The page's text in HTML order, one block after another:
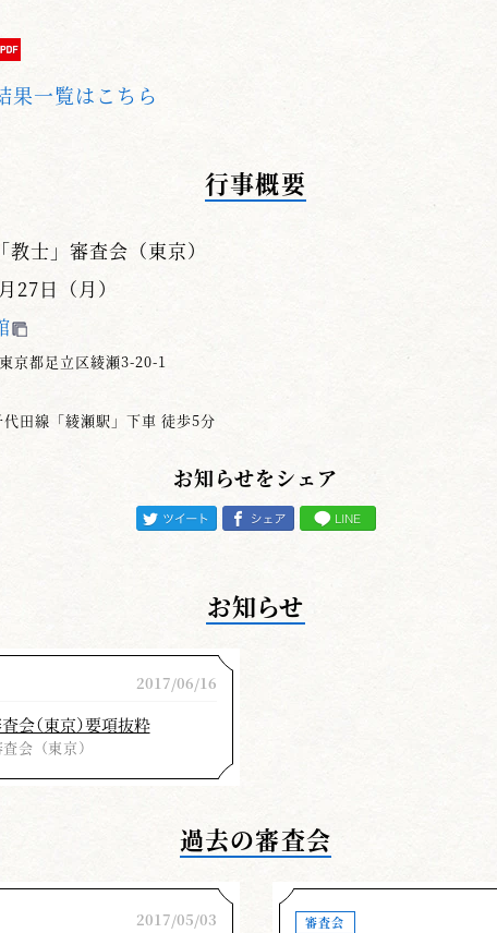
果一覧はこちら
行事概要
士」審査会（東京）
27日（月）
京都足立区綾瀬3-20-1
田線「綾瀬駅」下車 徒歩5分
お知らせをシェア
お知らせ
2017/06/16
会（東京）要項抜粋
会（東京）
過去の審査会
2017/05/03 審査会